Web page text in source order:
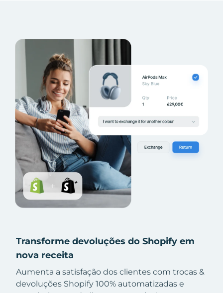
Transforme devoluções do Shopify em
nova receita
Aumenta a satisfação dos clientes com trocas &
devoluções Shopify 100% automatizadas e